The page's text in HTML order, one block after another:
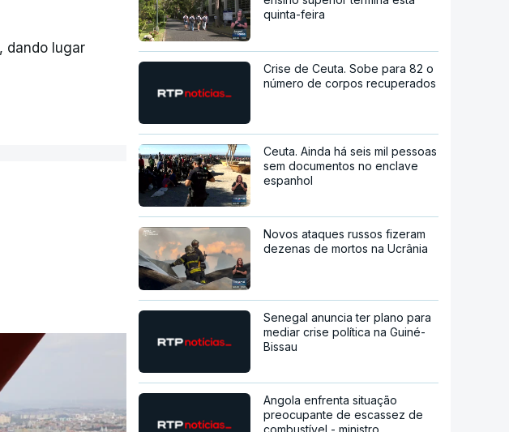
dando lugar
quinta-feira
Crise de Ceuta. Sobe para 82 o
número de corpos recuperados
Ceuta. Ainda há seis mil pessoas
sem documentos no enclave
espanhol
Novos ataques russos fizeram
dezenas de mortos na Ucrânia
Senegal anuncia ter plano para
mediar crise política na Guiné-
Bissau
Angola enfrenta situação
preocupante de escassez de
combustível - ministro